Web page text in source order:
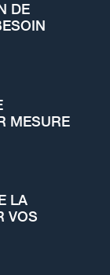
DE
MESURE
LA
VOS